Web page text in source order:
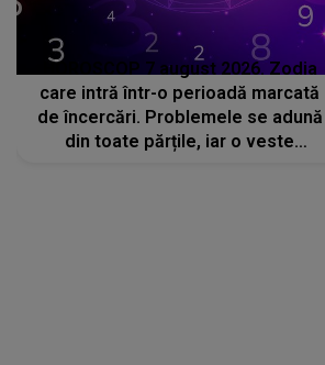
HOROSCOP 7 august 2026. Zodia
care intră într-o perioadă marcată
de încercări. Problemele se adună
din toate părțile, iar o veste